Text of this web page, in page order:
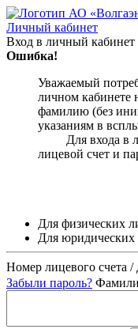
Личный кабинет
Вход в личный кабинет
Ошибка!
Уважаемый
личном кабинете
фамилию (без
Для входа в
АО
Для физических
Для юридических
Номер лицевого счета /
Забыли пароль?